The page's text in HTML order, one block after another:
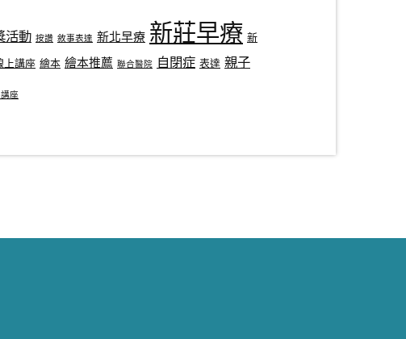
活動 按讚 敘事表達 新北早療 新莊早療 新
上講座 繪本 繪本推薦 聯合醫院 自閉症 表達 親子
座